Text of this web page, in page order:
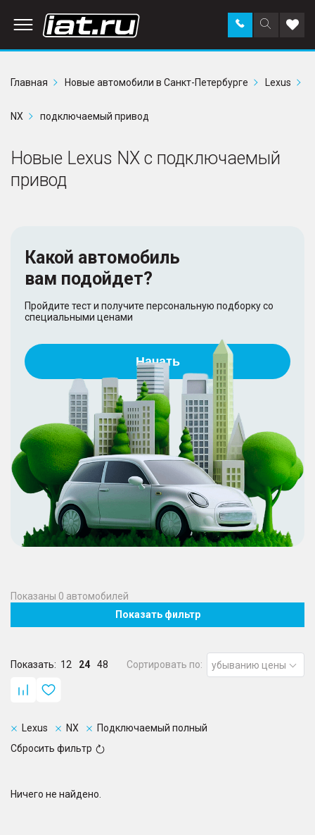
Поиск
по
Заказать
звонок в
Главная
Новые автомобили в Санкт-Петербурге Lexus
NX подключаемый привод
Новые Lexus NX с подключаемый
привод
Какой автомобиль
вам подойдет?
Пройдите тест и получите персональную подборку со
специальными ценами
Начать
Показаны 0 автомобилей
Показать фильтр
Показать: 12 24 48 Сортировать по: убыванию цены
Lexus NX
Подключаемый полный
Сбросить фильтр
Ничего не найдено.